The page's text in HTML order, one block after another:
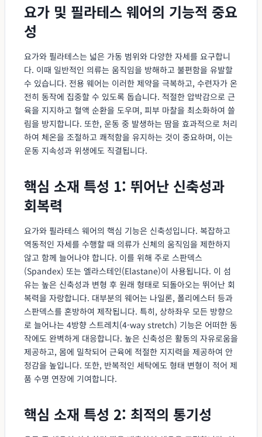
요가 및 필라테스 웨어의 기능적 중요
성
요가와 필라테스는 넓은 가동 범위와 다양한 자세를 요구합니
다. 이때 일반적인 의류는 움직임을 방해하고 불편함을 유발할
수 있습니다. 전용 웨어는 이러한 제약을 극복하고, 수련자가 온
전히 동작에 집중할 수 있도록 돕습니다. 적절한 압박감으로 근
육을 지지하고 혈액 순환을 도우며, 피부 마찰을 최소화하여 쓸
림을 방지합니다. 또한, 운동 중 발생하는 땀을 효과적으로 처리
하여 체온을 조절하고 쾌적함을 유지하는 것이 중요하며, 이는
운동 지속성과 위생에도 직결됩니다.
핵심 소재 특성 1: 뛰어난 신축성과
회복력
요가와 필라테스 웨어의 핵심 기능은 신축성입니다. 복잡하고
역동적인 자세를 수행할 때 의류가 신체의 움직임을 제한하지
않고 함께 늘어나야 합니다. 이를 위해 주로 스판덱스
(Spandex) 또는 엘라스테인(Elastane)이 사용됩니다. 이 섬
유는 높은 신축성과 변형 후 원래 형태로 되돌아오는 뛰어난 회
복력을 자랑합니다. 대부분의 웨어는 나일론, 폴리에스터 등과
스판덱스를 혼방하여 제작됩니다. 특히, 상하좌우 모든 방향으
로 늘어나는 4방향 스트레치(4-way stretch) 기능은 어떠한 동
작에도 완벽하게 대응합니다. 높은 신축성은 활동의 자유로움을
제공하고, 몸에 밀착되어 근육에 적절한 지지력을 제공하여 안
정감을 높입니다. 또한, 반복적인 세탁에도 형태 변형이 적어 제
품 수명 연장에 기여합니다.
핵심 소재 특성 2: 최적의 통기성